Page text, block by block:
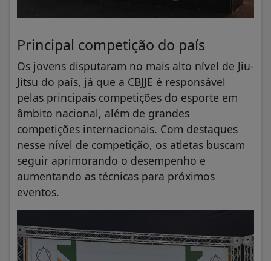
Principal competição do país
Os jovens disputaram no mais alto nível de Jiu-
Jitsu do país, já que a CBJJE é responsável
pelas principais competições do esporte em
âmbito nacional, além de grandes
competições internacionais. Com destaques
nesse nível de competição, os atletas buscam
seguir aprimorando o desempenho e
aumentando as técnicas para próximos
eventos.